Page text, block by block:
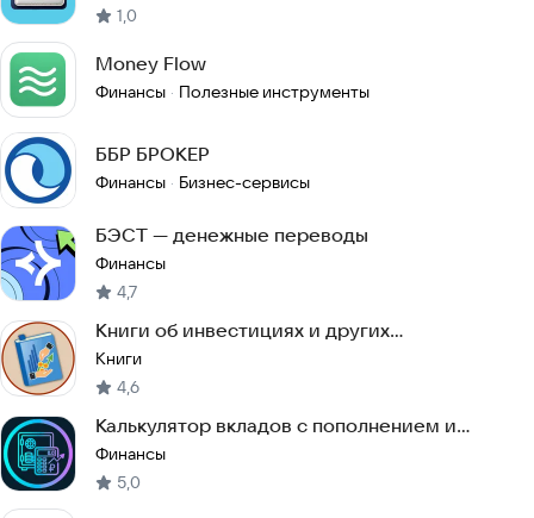
1,0
Money Flow
Финансы · Полезные инструменты
ББР БРОКЕР
Финансы · Бизнес-сервисы
БЭСТ — денежные переводы
Финансы
4,7
Книги об инвестициях и других
вложениях
Книги
4,6
Калькулятор вкладов с пополнением и
капитализацией
Финансы
5,0